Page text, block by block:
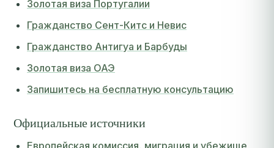
Золотая виза Португалии
Гражданство Сент-Китс и Невис
Гражданство Антигуа и Барбуды
Золотая виза ОАЭ
Запишитесь на бесплатную консультацию
Официальные источники
Европейская комиссия, миграция и убежище